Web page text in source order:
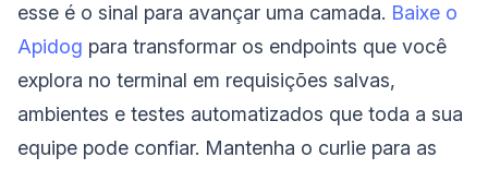
esse é o sinal para avançar uma camada. Baixe o
Apidog para transformar os endpoints que você
explora no terminal em requisições salvas,
ambientes e testes automatizados que toda a sua
equipe pode confiar. Mantenha o curlie para as